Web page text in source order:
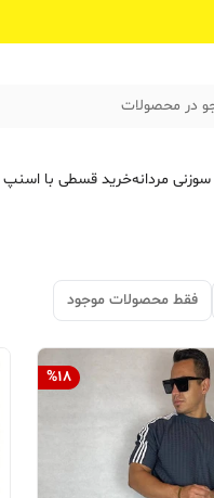
در محصولات
مردانهخرید قسطی با
فقط محصولات موجود
%18